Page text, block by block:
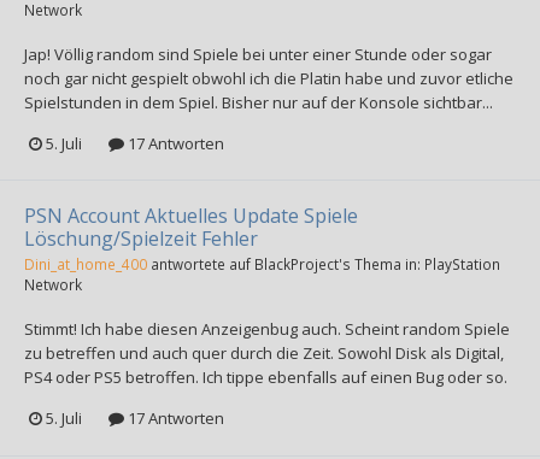
Network
Jap! Völlig random sind Spiele bei unter einer Stunde oder sogar
noch gar nicht gespielt obwohl ich die Platin habe und zuvor etliche
Spielstunden in dem Spiel. Bisher nur auf der Konsole sichtbar...
5. Juli
17 Antworten
PSN Account Aktuelles Update Spiele
Löschung/Spielzeit Fehler
Dini_at_home_400 antwortete auf BlackProject's Thema in: PlayStation
Network
Stimmt! Ich habe diesen Anzeigenbug auch. Scheint random Spiele
zu betreffen und auch quer durch die Zeit. Sowohl Disk als Digital,
PS4 oder PS5 betroffen. Ich tippe ebenfalls auf einen Bug oder so.
5. Juli
17 Antworten